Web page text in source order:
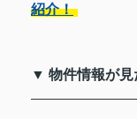
紹介！
▼ 物件情報が